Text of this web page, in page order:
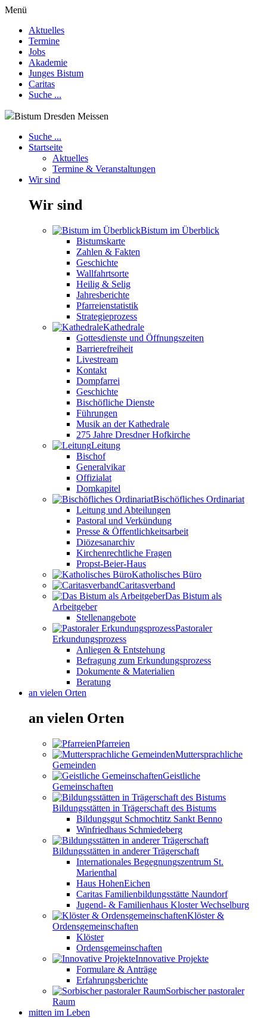
Menü
Aktuelles
Termine
Jobs
Akademie
Junges Bistum
Caritas
Suche ...
Bistum Dresden Meissen
Suche ...
Startseite
Aktuelles
Termine & Veranstaltungen
Wir sind
Wir sind
Bistum im Überblick
Bistumskarte
Zahlen & Fakten
Geschichte
Wallfahrtsorte
Heilig & Selig
Jahresberichte
Pfarreienstatistik
Strategieprozess
Kathedrale
Gottesdienste und Öffnungszeiten
Barrierefreiheit
Livestream
Kontakt
Dompfarrei
Geschichte
Bischöfliche Dienste
Führungen
Musik an der Kathedrale
275 Jahre Dresdner Hofkirche
Leitung
Bischof
Generalvikar
Offizialat
Domkapitel
Bischöfliches Ordinariat
Leitung und Abteilungen
Pastoral und Verkündung
Presse & Öffentlichkeitsarbeit
Diözesanarchiv
Kirchenrechtliche Fragen
Propst-Beier-Haus
Katholisches Büro
Caritasverband
Das Bistum als
Arbeitgeber
Stellenangebote
Pastoraler
Erkundungsprozess
Anliegen & Entstehung
Befragung zum Erkundungsprozess
Dokumente & Materialien
Beratung
an vielen Orten
an vielen Orten
Pfarreien
Muttersprachliche
Gemeinden
Geistliche
Gemeinschaften
Bildungsstätten in Trägerschaft des Bistums
Bildungsgut Schmochtitz Sankt Benno
Winfriedhaus Schmiedeberg
Bildungsstätten in anderer Trägerschaft
Internationales Begegnungszentrum St.
Marienthal
Haus HohenEichen
Caritas Familienbildungsstätte Naundorf
Jugend- & Familienhaus Kloster Wechselburg
Klöster &
Ordensgemeinschaften
Klöster
Ordensgemeinschaften
Innovative Projekte
Formulare & Anträge
Erfahrungsberichte
Sorbischer pastoraler
Raum
mitten im Leben